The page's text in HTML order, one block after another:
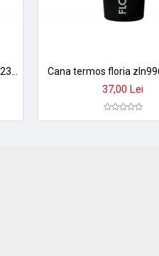
Cana termos cafea zilan zln9923, 510ml - inox, pereti dubli, mentine temperatura 12h
37,00 Lei